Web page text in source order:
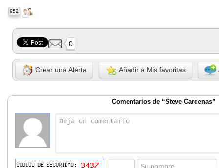
952
0
Crear una Alerta Añadir a Mis favoritas
Comentarios de “Steve Cardenas”